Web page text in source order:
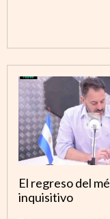
El regreso del
inquisitivo